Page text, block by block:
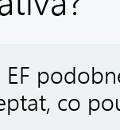
EF
co